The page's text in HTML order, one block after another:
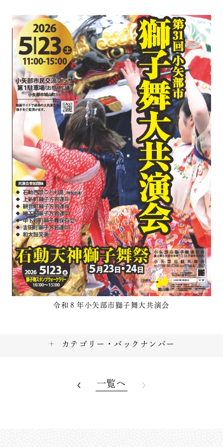
令和８年小矢部市獅子舞大共演会
カテゴリー・バックナンバー
一覧へ